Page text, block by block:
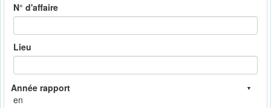
N° d'affaire
Lieu
en